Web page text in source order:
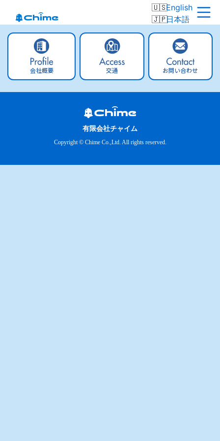
English
日本語
会社概要 交通 お問い合わせ
有限会社チャイム
Copyright © Chime Co.,Ltd. All rights reserved.